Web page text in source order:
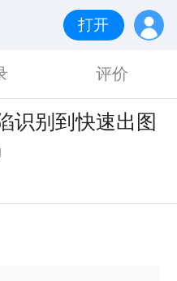
打开
评价
识别到快速出图